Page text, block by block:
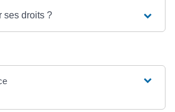
ses droits ?